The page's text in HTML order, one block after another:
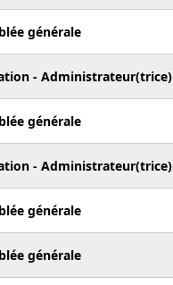
générale
- Administrateur(trice)
générale
- Administrateur(trice)
générale
générale